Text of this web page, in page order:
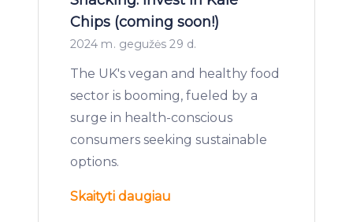
Chips (coming soon!)
2024 m. gegužės 29 d.
The UK's vegan and healthy food
sector is booming, fueled by a
surge in health-conscious
consumers seeking sustainable
options.
Skaityti daugiau